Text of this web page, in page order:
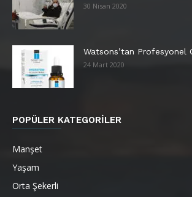
30 Nisan 2020
Watsons’tan Profesyonel
24 Mart 2020
POPÜLER KATEGORİLER
Manşet
Yaşam
Orta Şekerli